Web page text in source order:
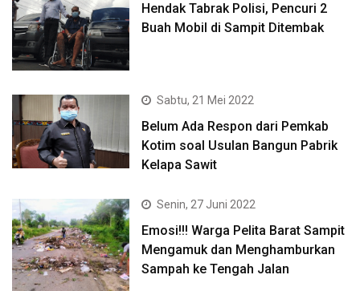
Hendak Tabrak Polisi, Pencuri 2
Buah Mobil di Sampit Ditembak
Sabtu, 21 Mei 2022
Belum Ada Respon dari Pemkab
Kotim soal Usulan Bangun Pabrik
Kelapa Sawit
Senin, 27 Juni 2022
Emosi!!! Warga Pelita Barat Sampit
Mengamuk dan Menghamburkan
Sampah ke Tengah Jalan